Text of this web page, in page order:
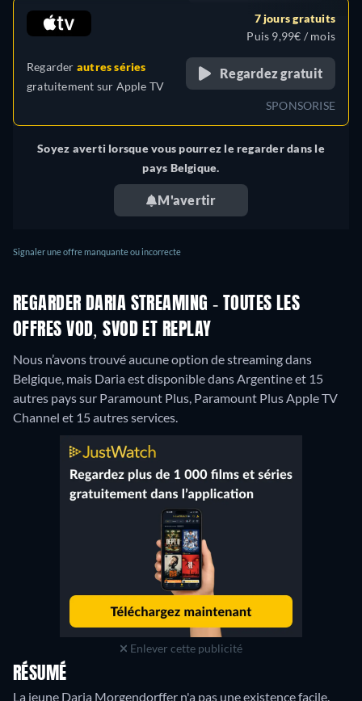
Français
États-Unis + 7
Regarder autres séries
gratuitement sur Apple TV
7 jours gratuits
Puis 9,99€ / mois
Regardez gratuit
SPONSORISE
Soyez averti lorsque vous pourrez le regarder dans le
pays Belgique.
M'avertir
Signaler une offre manquante ou incorrecte
REGARDER DARIA STREAMING - TOUTES LES
OFFRES VOD, SVOD ET REPLAY
Nous n’avons trouvé aucune option de streaming dans
Belgique, mais Daria est disponible dans Argentine et 15
autres pays sur Paramount Plus, Paramount Plus Apple TV
Channel et 15 autres services.
Enlever cette publicité
RÉSUMÉ
La jeune Daria Morgendorffer n'a pas une existence facile.